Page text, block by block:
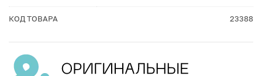
КОД ТОВАРА 23388